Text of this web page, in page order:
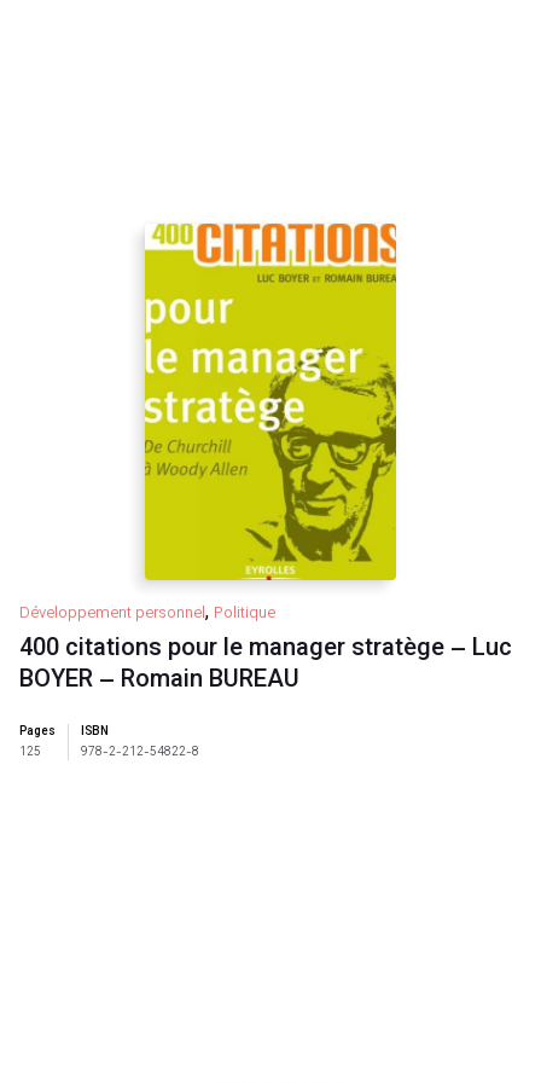
Développement personnel, Politique
400 citations pour le manager stratège – Luc
BOYER – Romain BUREAU
Pages
125
ISBN
978-2-212-54822-8